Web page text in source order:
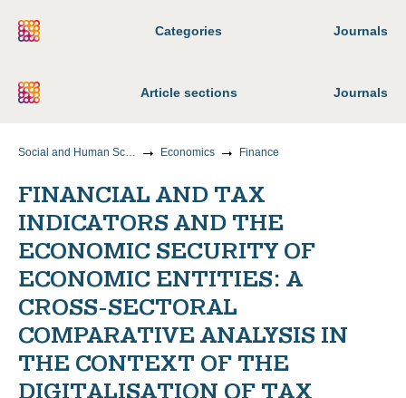
Categories Journals
Article sections Journals
Social and Human Sciences Economics Finance
FINANCIAL AND TAX
INDICATORS AND THE
ECONOMIC SECURITY OF
ECONOMIC ENTITIES: A
CROSS-SECTORAL
COMPARATIVE ANALYSIS IN
THE CONTEXT OF THE
DIGITALISATION OF TAX